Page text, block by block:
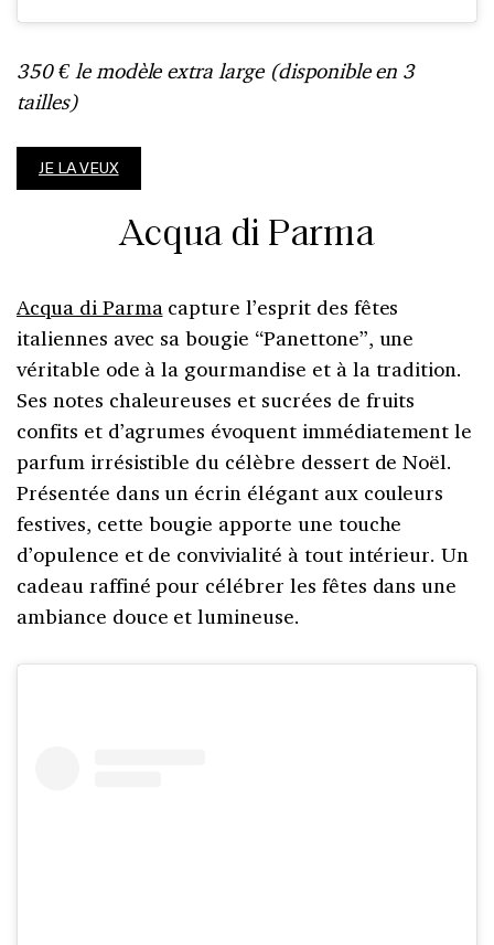
350 € le modèle extra large (disponible en 3
tailles)
JE LA VEUX
Acqua di Parma
Acqua di Parmacapture l’esprit des fêtes
italiennes avec sa bougie “Panettone”, une
véritable ode à la gourmandise et à la tradition.
Ses notes chaleureuses et sucrées de fruits
confits et d’agrumes évoquent immédiatement le
parfum irrésistible du célèbre dessert de Noël.
Présentée dans un écrin élégant aux couleurs
festives, cette bougie apporte une touche
d’opulence et de convivialité à tout intérieur. Un
cadeau raffiné pour célébrer les fêtes dans une
ambiance douce et lumineuse.